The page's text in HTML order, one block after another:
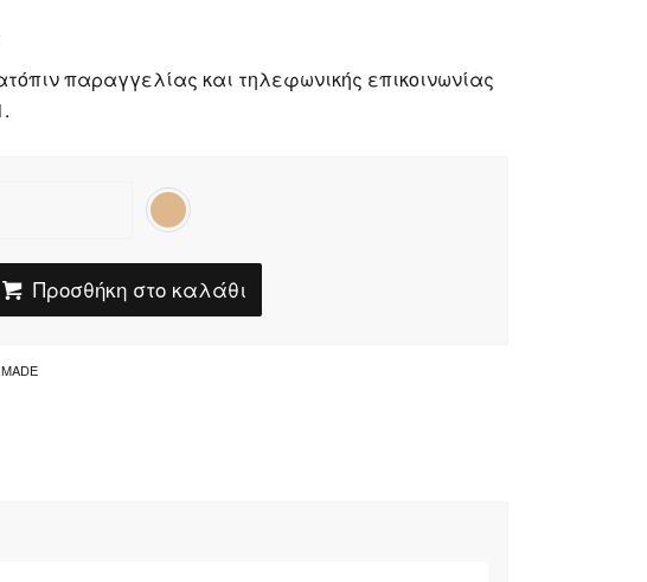
παραγγελίας και τηλεφωνικής επικοινωνίας
.
Προσθήκη στο καλάθι